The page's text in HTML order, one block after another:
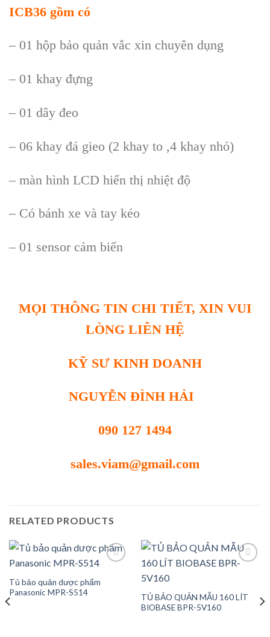
ICB36 gồm có
– 01 hộp bảo quản vắc xin chuyên dụng
– 01 khay đựng
– 01 dây đeo
– 06 khay đá gieo (2 khay to ,4 khay nhỏ)
– màn hình LCD hiển thị nhiệt độ
– Có bánh xe và tay kéo
– 01 sensor cảm biến
MỌI THÔNG TIN CHI TIẾT, XIN VUI
LÒNG LIÊN HỆ
KỸ SƯ KINH DOANH
NGUYỄN ĐÌNH HẢI
090 127 1494
sales.viam@gmail.com
RELATED PRODUCTS
Tủ bảo quản dược phẩm
Panasonic MPR-S514
wishlist
TỦ BẢO QUẢN MẪU 160 LÍT
BIOBASE BPR-5V160